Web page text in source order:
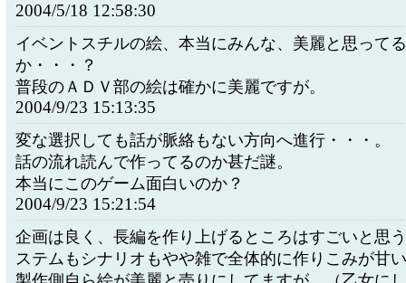
2004/5/18 12:58:30
イベントスチルの絵、本当にみんな、美麗と思って
か・・・？
普段のＡＤＶ部の絵は確かに美麗ですが。
2004/9/23 15:13:35
変な選択しても話が脈絡もない方向へ進行・・・。
話の流れ読んで作ってるのか甚だ謎。
本当にこのゲーム面白いのか？
2004/9/23 15:21:54
企画は良く、長編を作り上げるところはすごいと思
ステムもシナリオもやや雑で全体的に作りこみが甘